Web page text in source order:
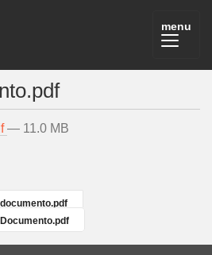
— 11.0 MB